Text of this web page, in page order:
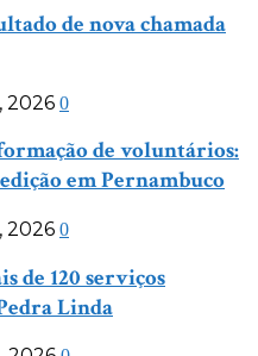
de nova chamada
2026 0
de voluntários:
em Pernambuco
2026 0
de 120 serviços
Linda